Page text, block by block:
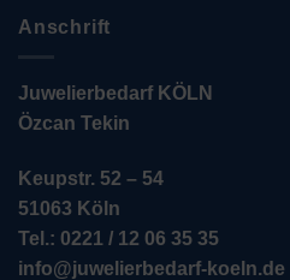
Anschrift
Juwelierbedarf KÖLN
Özcan Tekin
Keupstr. 52 – 54
51063 Köln
Tel.: 0221 / 12 06 35 35
info@juwelierbedarf-koeln.de